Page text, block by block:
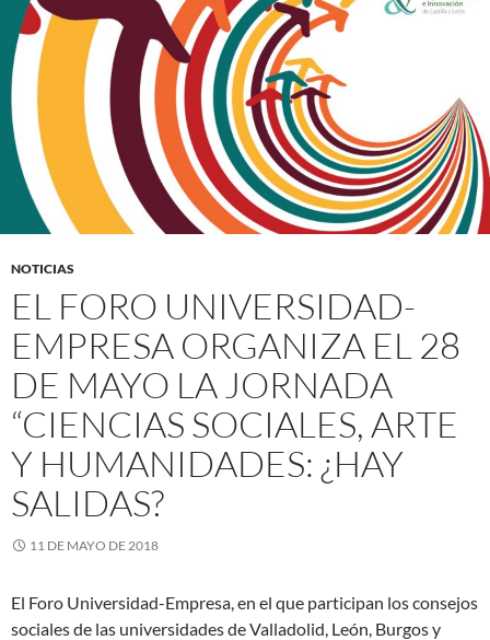
NOTICIAS
EL FORO UNIVERSIDAD-
EMPRESA ORGANIZA EL 28
DE MAYO LA JORNADA
“CIENCIAS SOCIALES, ARTE
Y HUMANIDADES: ¿HAY
SALIDAS?
11 DE MAYO DE 2018
El Foro Universidad-Empresa, en el que participan los consejos
sociales de las universidades de Valladolid, León, Burgos y